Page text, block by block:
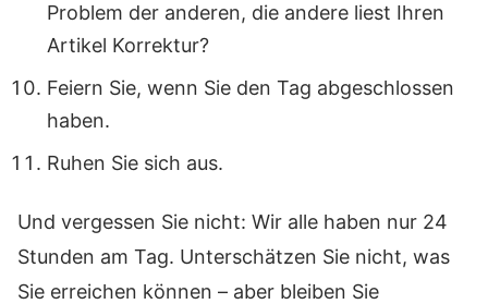
Problem der anderen, die andere liest Ihren
Artikel Korrektur?
Feiern Sie, wenn Sie den Tag abgeschlossen
haben.
Ruhen Sie sich aus.
Und vergessen Sie nicht: Wir alle haben nur 24
Stunden am Tag. Unterschätzen Sie nicht, was
Sie erreichen können – aber bleiben Sie